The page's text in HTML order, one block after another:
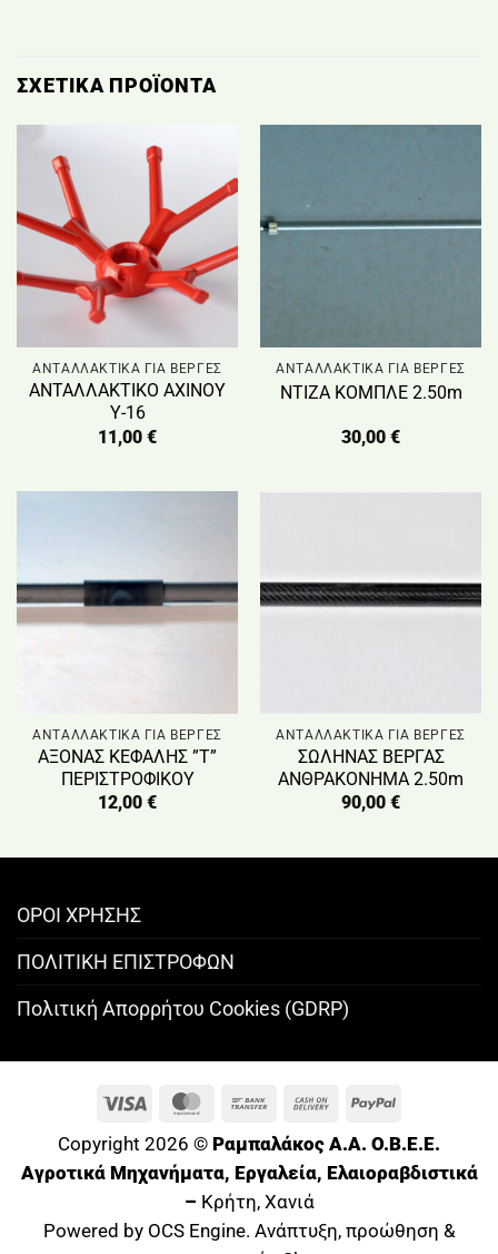
ΣΧΕΤΙΚΆ ΠΡΟΪΌΝΤΑ
ΑΝΤΑΛΛΑΚΤΙΚΑ ΓΙΑ ΒΕΡΓΕΣ
ΑΝΤΑΛΛΑΚΤΙΚΟ ΑΧΙΝΟΥ
Υ-16
11,00 €
ΑΝΤΑΛΛΑΚΤΙΚΑ ΓΙΑ ΒΕΡΓΕΣ
ΝΤΙΖΑ ΚΟΜΠΛΕ 2.50m
30,00 €
ΑΝΤΑΛΛΑΚΤΙΚΑ ΓΙΑ ΒΕΡΓΕΣ
ΑΞΟΝΑΣ ΚΕΦΑΛΗΣ ”Τ”
ΠΕΡΙΣΤΡΟΦΙΚΟΥ
12,00 €
ΑΝΤΑΛΛΑΚΤΙΚΑ ΓΙΑ ΒΕΡΓΕΣ
ΣΩΛΗΝΑΣ ΒΕΡΓΑΣ
ΑΝΘΡΑΚΟΝΗΜΑ 2.50m
90,00 €
ΟΡΟΙ ΧΡΗΣΗΣ
ΠΟΛΙΤΙΚΗ ΕΠΙΣΤΡΟΦΩΝ
Πολιτική Απορρήτου Cookies (GDRP)
Visa MasterCard
Bank
Transfer
Cash
PayPal
Copyright 2026 © Ραμπαλάκος A.A. O.B.E.E.
Αγροτικά Μηχανήματα, Εργαλεία, Ελαιοραβδιστικά
– Κρήτη, Χανιά
Powered by OCS Engine. Ανάπτυξη, προώθηση &